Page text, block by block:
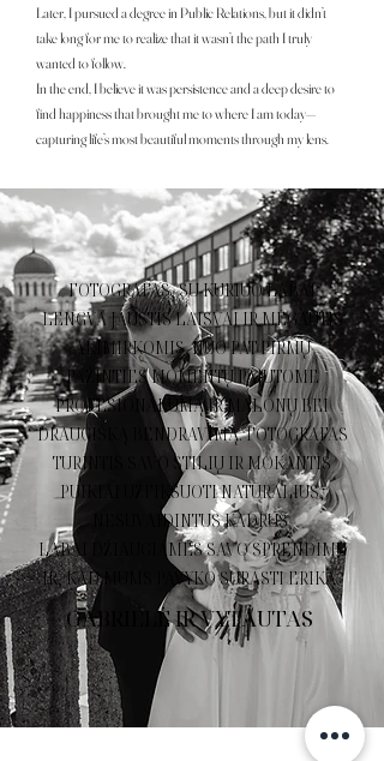
Later, I pursued a degree in Public Relations, but it didn’t
take long for me to realize that it wasn’t the path I truly
wanted to follow.
In the end, I believe it was persistence and a deep desire to
find happiness that brought me to where I am today—
capturing life’s most beautiful moments through my lens.
FOTOGRAFAS, SU KURIUO LABAI
LENGVA JAUSTIS LAISVAI IR MĖGAUTIS
AKIMIRKOMIS. NUO PAT PIRMŲ
PAŽINTIES MOMENTŲ PAJUTOME
PROFESIONALUMĄ IR MALONŲ BEI
DRAUGIŠKĄ BENDRAVIMĄ. FOTOGRAFAS
TURINTIS SAVO STILIŲ IR MOKANTIS
PUIKIAI UŽFIKSUOTI NATŪRALIUS,
NESUVAIDINTUS KADRUS.
LABAI DŽIAUGIAMĖS SAVO SPRENDIMU
IR, KAD MUMS PAVYKO SURASTI ERIKĄ.
GABRIELĖ IR VYTAUTAS